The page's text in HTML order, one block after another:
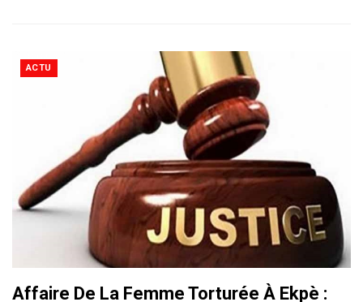
ACTU
Affaire De La Femme Torturée À Ekpè :